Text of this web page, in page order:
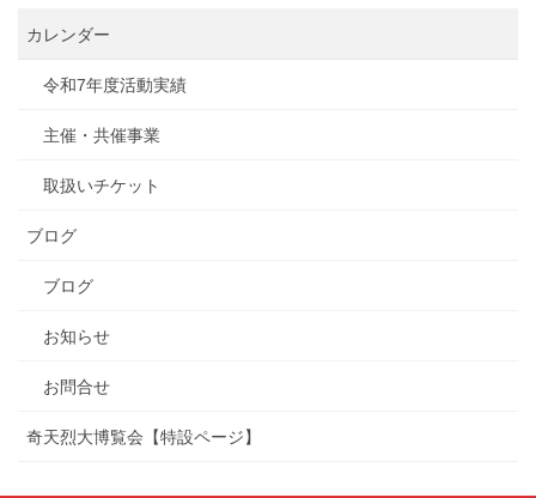
カレンダー
令和7年度活動実績
主催・共催事業
取扱いチケット
ブログ
ブログ
お知らせ
お問合せ
奇天烈大博覧会【特設ページ】